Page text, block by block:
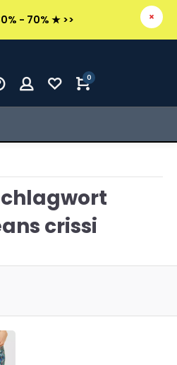
- 70% ★ >>
0
crissi